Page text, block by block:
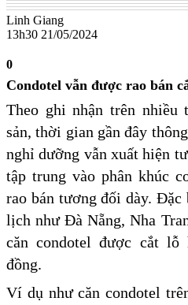
Linh Giang
13h30 21/05/2024
0
Condotel vẫn được rao bán
Theo ghi nhận trên nhiều
sản, thời gian gần đây
nghỉ dưỡng vẫn xuất hiện
tập trung vào phân khúc
rao bán tương đối dày.
lịch như Đà Nẵng, Nha
căn condotel được cắt lỗ
đồng.
Ví dụ như căn condotel